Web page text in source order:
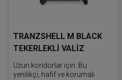
TRANZSHELL M BLACK
TEKERLEKLİ VALİZ
Uzun koridorlar için: Bu
yenilikçi, hafif ve korumalı